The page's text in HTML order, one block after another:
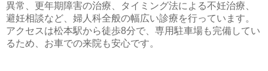
異常、更年期障害の治療、タイミング法による不妊治療、
避妊相談など、婦人科全般の幅広い診療を行っています。
アクセスは松本駅から徒歩8分で、専用駐車場も完備してい
るため、お車での来院も安心です。